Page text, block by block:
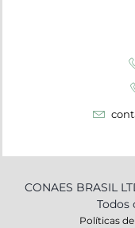
CONAES BRASIL
Todos
Políticas